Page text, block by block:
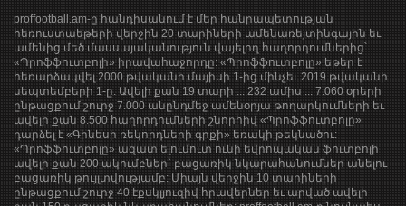
proffootball.am-ը հանդիսանում է մեր հանրապետության
հեռուստաեթերի վերջին 20 տարիների ամենառեյտինգային եւ
ամենից մեծ մասսայականություն վայելող հաղորդումներից՝
«Պրոֆֆուտբոլի» իրավահաջորդը: «Պրոֆֆուտբոլը» եթեր է
հեռարձակվել 2000 թվականի մայիսի 1-ից մինչեւ 2019 թվականի
սեպտեմբերի 1-ը: Ավելի քան 19 տարի ... 232 ամիս ... 7.060 օրերի
ընթացքում շուրջ 7.000 անընդմեջ ամենօրյա թողարկումների եւ
ավելի քան 8.500 հաղորդումների շնորհիվ «Պրոֆֆուտբոլը»
դարձել է «Գինեսի ռեկորդների գրքի» եռակի թեկնածու:
«Պրոֆֆուտբոլը» ազատ ելումուտ ունի եվրոպական ֆուտբոլի
ավելի քան 200 ակումբներ` բացառիկ նկարահանումներ անելու
բացառիկ թույլտվությամբ: Միայն վերջին 10 տարիների
ընթացքում շուրջ 40 էքսկլյուզիվ հրավերներ եւ արված ավելի